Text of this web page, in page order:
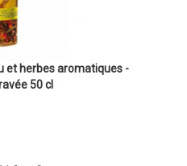
et herbes aromatiques -
50 cl